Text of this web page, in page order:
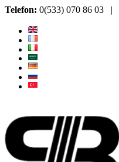
Telefon: 0(533) 070 86 03 |